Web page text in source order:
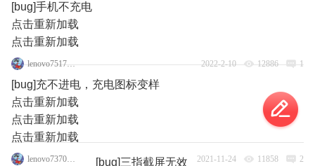
[bug]手机不充电
点击重新加载
点击重新加载
lenovo75177692 2022-2-10 12886 1
[bug]充不进电，充电图标变样
点击重新加载
点击重新加载
点击重新加载
lenovo73703415 2021-11-24 11858 2
[bug]三指截屏无效